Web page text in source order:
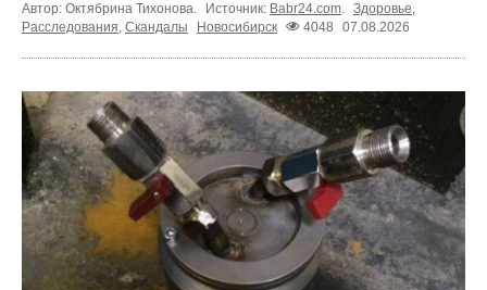
Автор: Октябрина Тихонова. Источник: Babr24.com Здоровье
Расследования Скандалы Новосибирск 4048 07.08.2026